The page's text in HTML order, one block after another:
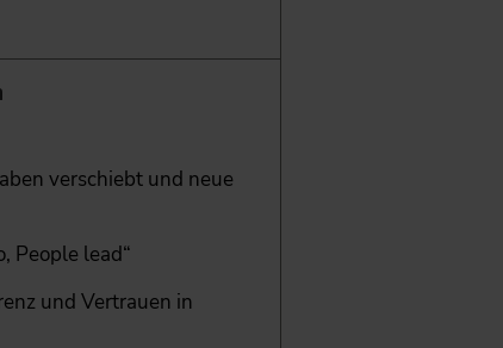
verschiebt und neue
People lead“
und Vertrauen in